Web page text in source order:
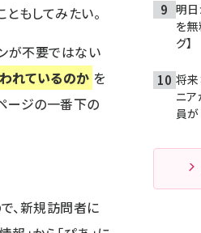
ともしてみたい。
が不要ではない
れているのか を
ージの一番下の
、新規訪問者に
明
を
グ】
将
ニ
員が